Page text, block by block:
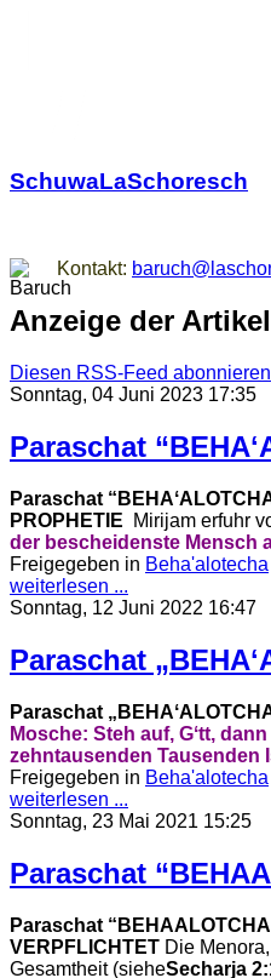
SchuwaLaSchoresch
Kontakt:
Anzeige der
Diesen RSS-Feed abonnieren
Sonntag, 04 Juni 2023 17:35
Paraschat
Paraschat
PROPHETIE
Mirijam erfuhr
der bescheidenste Mensch
Freigegeben in Beha'alotecha
weiterlesen ...
Sonntag, 12 Juni 2022 16:47
Mosche: Steh auf, Gʻtt,
zehntausenden Tausenden
Freigegeben in Beha'alotecha
weiterlesen ...
Sonntag, 23 Mai 2021 15:25
Paraschat
Paraschat
VERPFLICHTET Die
Gesamtheit (sieheSecharja